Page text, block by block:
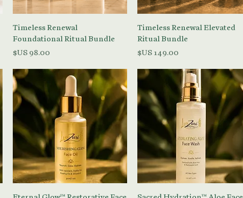
العرض السريع
Timeless Renewal Elevated
Ritual Bundle
السعر
العرض السريع
Timeless Renewal
Foundational Ritual Bundle
السعر
العرض السريع العرض السريع